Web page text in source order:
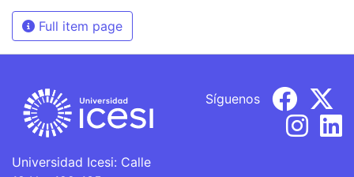
Full item page
Universidad Icesi: Calle
Síguenos